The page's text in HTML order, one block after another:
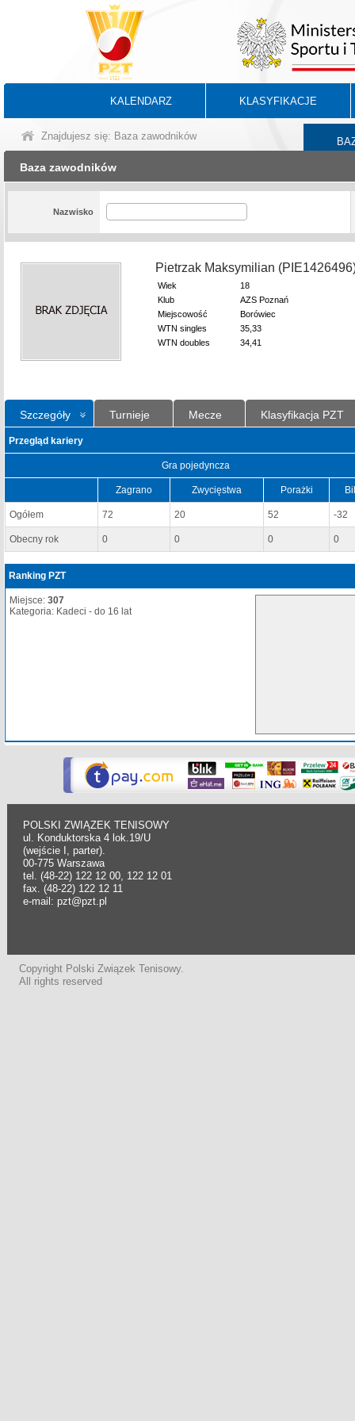
KALENDARZ KLASYFIKACJE
Znajdujesz się: Baza zawodników
Baza zawodników
Nazwisko
Pietrzak Maksymilian
Wiek
18
Klub
AZS Poznań
Miejscowość
Borówiec
WTN singles
35,33
WTN doubles
34,41
Szczegóły Turnieje Mecze Klasyfikacja PZT
Przegląd kariery
Gra pojedyncza
Zagrano Zwycięstwa Porażki
Ogółem 72 20 52 -32
Obecny rok 0 0 0 0
Ranking PZT
Miejsce: 307
Kategoria: Kadeci - do 16 lat
POLSKI ZWIĄZEK TENISOWY
ul. Konduktorska 4 lok.19/U
(wejście I, parter).
00-775 Warszawa
tel. (48-22) 122 12 00, 122 12 01
fax. (48-22) 122 12 11
e-mail: pzt@pzt.pl
Copyright Polski Związek Tenisowy.
All rights reserved